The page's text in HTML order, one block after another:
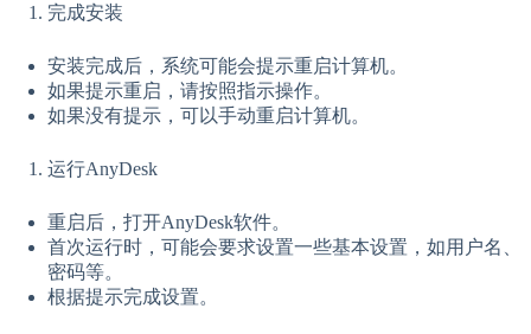
完成安装
安装完成后，系统可能会提示重启计算机。
如果提示重启，请按照指示操作。
如果没有提示，可以手动重启计算机。
运行AnyDesk
重启后，打开AnyDesk软件。
首次运行时，可能会要求设置一些基本设置，如用户名、
密码等。
根据提示完成设置。